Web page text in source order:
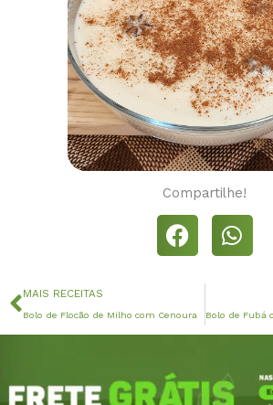
Compartilhe!
Anterior
MAIS RECEITAS
Bolo de Flocão de Milho com Cenoura